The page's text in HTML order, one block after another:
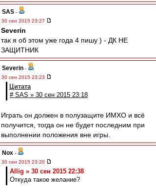
SAS -
30 сен 2015 23:27
Severin
так я об этом уже года 4 пишу ) - ДК НЕ
ЗАЩИТНИК
Severin -
30 сен 2015 23:23
Цитата
# SAS » 30 сен 2015 23:18
Играть он должен в полузащите ИМХО и всё
получится, тогда он не будет последним при
выполнении положения вне игры.
Nox -
30 сен 2015 23:20
Allig » 30 сен 2015 22:38
Откуда такое желание?